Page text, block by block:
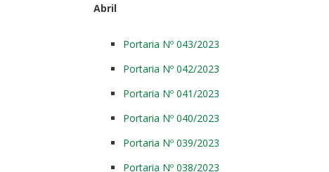
Abril
Portaria Nº 043/2023
Portaria Nº 042/2023
Portaria Nº 041/2023
Portaria Nº 040/2023
Portaria Nº 039/2023
Portaria Nº 038/2023